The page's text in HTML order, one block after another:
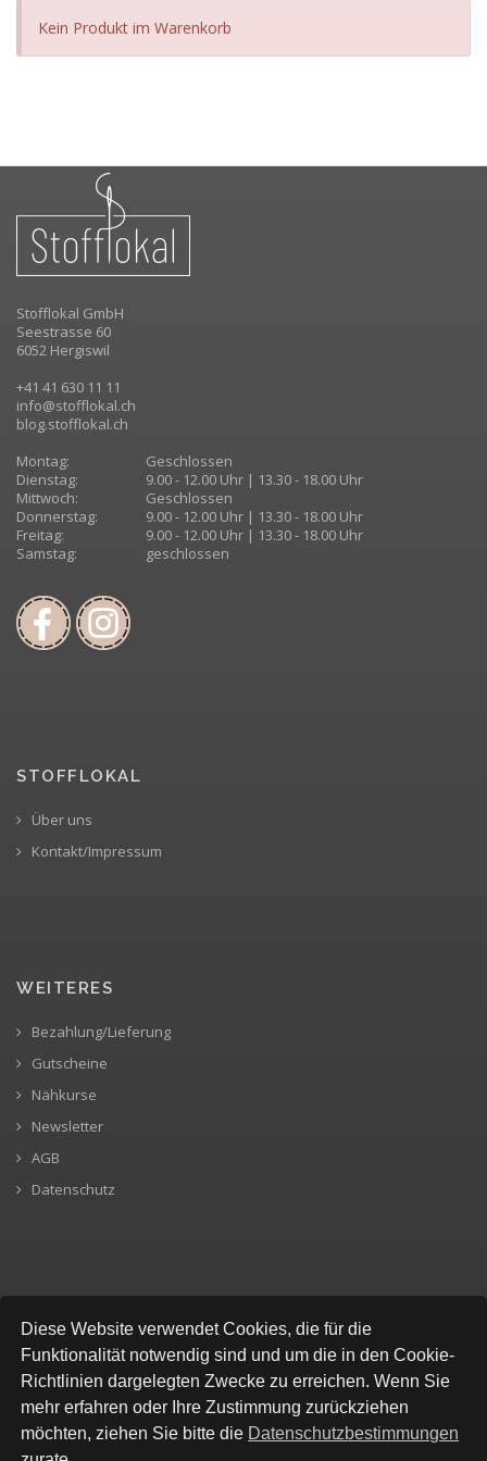
Diese Website verwendet Cookies, die für die
Funktionalität notwendig sind und um die in den Cookie-
Richtlinien dargelegten Zwecke zu erreichen. Wenn Sie
mehr erfahren oder Ihre Zustimmung zurückziehen
möchten, ziehen Sie bitte die Datenschutzbestimmungen
Kein Produkt im Warenkorb
Stofflokal GmbH
Seestrasse 60
6052 Hergiswil
+41 41 630 11 11
info@stofflokal.ch
blog.stofflokal.ch
Montag:
Geschlossen
Dienstag:
9.00 - 12.00 Uhr | 13.30 - 18.00 Uhr
Mittwoch:
Geschlossen
Donnerstag:
9.00 - 12.00 Uhr | 13.30 - 18.00 Uhr
Freitag:
9.00 - 12.00 Uhr | 13.30 - 18.00 Uhr
Samstag:
geschlossen
STOFFLOKAL
Über uns
Kontakt/Impressum
WEITERES
Bezahlung/Lieferung
Gutscheine
Nähkurse
Newsletter
AGB
Datenschutz
SICHERE BEZAHLUNG